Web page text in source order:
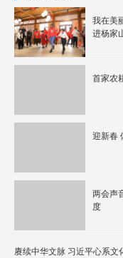
我在美
进杨家
首家农
迎新春
两会声
度
赓续中华文脉 习近平心系文